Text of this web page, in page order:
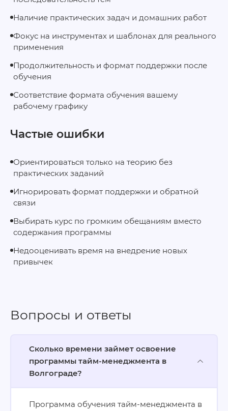
Наличие практических задач и домашних работ
Фокус на инструментах и шаблонах для реального
применения
Продолжительность и формат поддержки после
обучения
Соответствие формата обучения вашему
рабочему графику
Частые ошибки
Ориентироваться только на теорию без
практических заданий
Игнорировать формат поддержки и обратной
связи
Выбирать курс по громким обещаниям вместо
содержания программы
Недооценивать время на внедрение новых
привычек
Вопросы и ответы
Сколько времени займет освоение
программы тайм-менеджмента в
Волгограде?
Программа обучения тайм-менеджмента в